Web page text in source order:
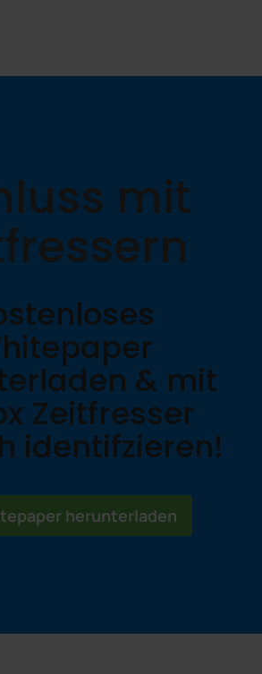
mit
& mit
Zeitfresser
identifzieren!
herunterladen